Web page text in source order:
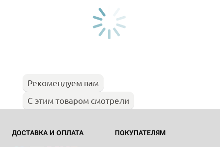
Рекомендуем вам
С этим товаром смотрели
ДОСТАВКА И ОПЛАТА ПОКУПАТЕЛЯМ